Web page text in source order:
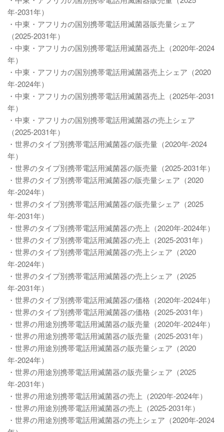
年-2031年）
・中東・アフリカの国別携帯電話用滅菌器販売量シェア
（2025-2031年）
・中東・アフリカの国別携帯電話用滅菌器売上（2020年-2024
年）
・中東・アフリカの国別携帯電話用滅菌器売上シェア（2020
年-2024年）
・中東・アフリカの国別携帯電話用滅菌器売上（2025年-2031
年）
・中東・アフリカの国別携帯電話用滅菌器の売上シェア
（2025-2031年）
・世界のタイプ別携帯電話用滅菌器の販売量（2020年-2024
年）
・世界のタイプ別携帯電話用滅菌器の販売量（2025-2031年）
・世界のタイプ別携帯電話用滅菌器の販売量シェア（2020
年-2024年）
・世界のタイプ別携帯電話用滅菌器の販売量シェア（2025
年-2031年）
・世界のタイプ別携帯電話用滅菌器の売上（2020年-2024年）
・世界のタイプ別携帯電話用滅菌器の売上（2025-2031年）
・世界のタイプ別携帯電話用滅菌器の売上シェア（2020
年-2024年）
・世界のタイプ別携帯電話用滅菌器の売上シェア（2025
年-2031年）
・世界のタイプ別携帯電話用滅菌器の価格（2020年-2024年）
・世界のタイプ別携帯電話用滅菌器の価格（2025-2031年）
・世界の用途別携帯電話用滅菌器の販売量（2020年-2024年）
・世界の用途別携帯電話用滅菌器の販売量（2025-2031年）
・世界の用途別携帯電話用滅菌器の販売量シェア（2020
年-2024年）
・世界の用途別携帯電話用滅菌器の販売量シェア（2025
年-2031年）
・世界の用途別携帯電話用滅菌器の売上（2020年-2024年）
・世界の用途別携帯電話用滅菌器の売上（2025-2031年）
・世界の用途別携帯電話用滅菌器の売上シェア（2020年-2024